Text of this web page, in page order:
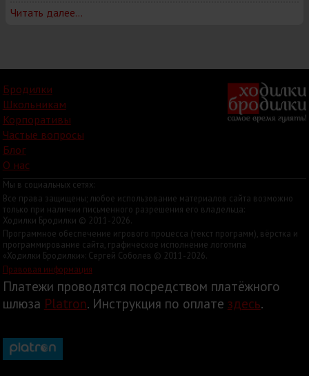
Читать далее...
Бродилки
Школьникам
Корпоративы
Частые вопросы
Блог
О нас
Мы в социальных сетях:
Все права защищены; любое использование материалов сайта возможно
только при наличии письменного разрешения его владельца:
Ходилки Бродилки © 2011-2026.
Программное обеспечение игрового процесса (текст программ), вёрстка и
программирование сайта, графическое исполнение логотипа
«Ходилки Бродилки»: Сергей Соболев © 2011-2026.
Правовая информация
Платежи проводятся посредством платёжного
шлюза Platron. Инструкция по оплате здесь.